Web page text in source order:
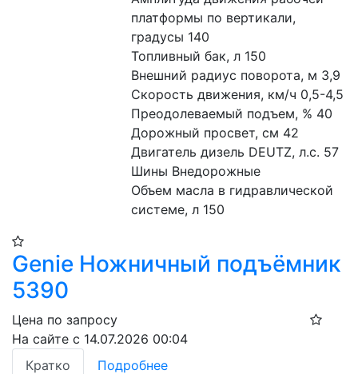
платформы по вертикали,
градусы 140
Топливный бак, л 150
Внешний радиус поворота, м 3,9
Скорость движения, км/ч 0,5-4,5
Преодолеваемый подъем, % 40
Дорожный просвет, см 42
Двигатель дизель DEUTZ, л.с. 57
Шины Внедорожные
Объем масла в гидравлической
системе, л 150
Genie Ножничный подъёмник
5390
Цена по запросу
На сайте с 14.07.2026 00:04
Кратко
Подробнее